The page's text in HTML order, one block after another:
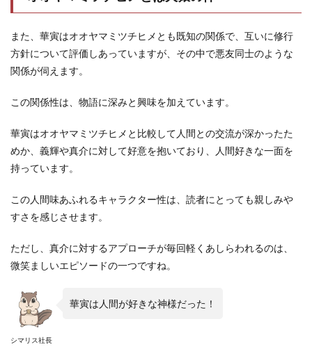
また、華寅はオオヤマミツチヒメとも既知の関係で、互いに修行
方針について評価しあっていますが、その中で悪友同士のような
関係が伺えます。
この関係性は、物語に深みと興味を加えています。
華寅はオオヤマミツチヒメと比較して人間との交流が深かったた
めか、義輝や真介に対して好意を抱いており、人間好きな一面を
持っています。
この人間味あふれるキャラクター性は、読者にとっても親しみや
すさを感じさせます。
ただし、真介に対するアプローチが毎回軽くあしらわれるのは、
微笑ましいエピソードの一つですね。
シマリス社長
華寅は人間が好きな神様だった！